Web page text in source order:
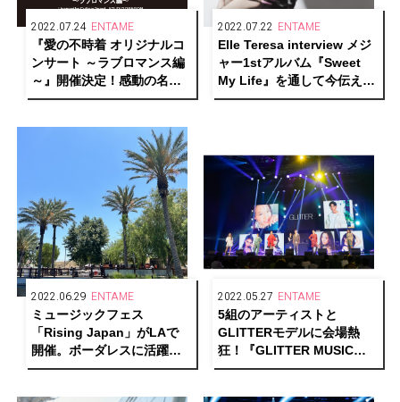
2022.07.24 ENTAME
『愛の不時着 オリジナルコ
ンサート ～ラブロマンス編
～』開催決定！感動の名場
面を余すことなく再現！！
2022.07.22 ENTAME
Elle Teresa interview メジ
ャー1stアルバム『Sweet
My Life』を通して今伝えた
いことーーそして変わらな
2022.06.29 ENTAME
ミュージックフェス
「Rising Japan」がLAで
開催。ボーダレスに活躍す
るあのアーティストたちが
2022.05.27 ENTAME
5組のアーティストと
GLITTERモデルに会場熱
狂！『GLITTER MUSIC
FES』独占レポート